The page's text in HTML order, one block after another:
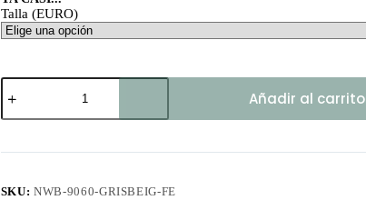
Talla (EURO)
9060
Gris-
Beige
Añadir al carrito
SKU:NWB-9060-GRISBEIG-FE